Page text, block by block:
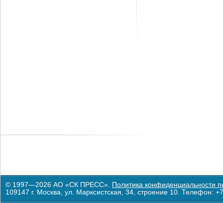
© 1997—2026 АО «СК ПРЕСС». Политика конфиденциальности
109147 г. Москва, ул. Марксистская, 34, строение 10. Телефон: